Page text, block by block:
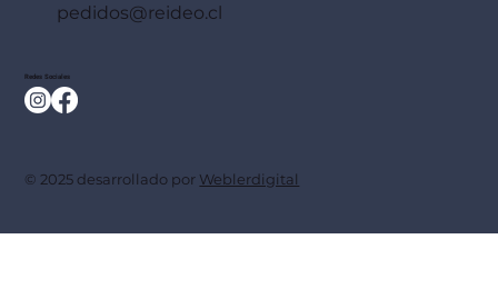
pedidos@reideo.cl
Redes Sociales
© 2025 desarrollado por Weblerdigital